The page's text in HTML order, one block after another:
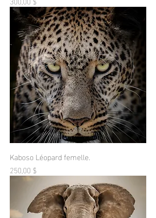
Kaboso Léopard femelle.
Prix
250,00 $